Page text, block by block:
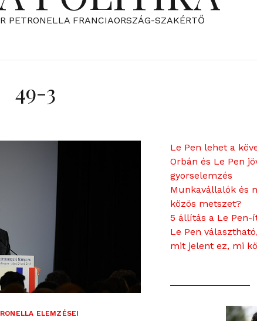
PETRONELLA FRANCIAORSZÁG-SZAKÉRTŐ
49-3
ELEMZÉSEI
Le Pen lehet a
Orbán és Le Pen
gyorselemzés
Munkavállalók és
közös metszet?
5 állítás a Le
Le Pen
mit jelent ez, mi